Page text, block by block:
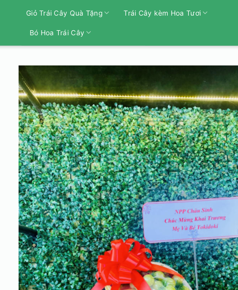
dung
Giỏ Trái Cây Quà Tặng Trái Cây kèm Hoa Tươi
Bó Hoa Trái Cây